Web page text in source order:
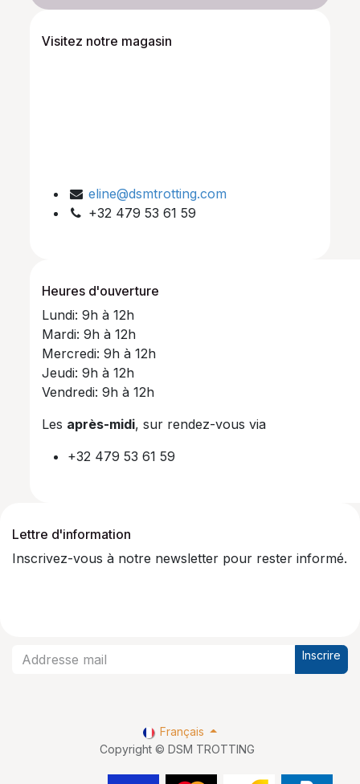
Visitez notre magasin
eline@dsmtrotting.com
+32 479 53 61 59
Heures d'ouverture
Lundi: 9h à 12h
Mardi: 9h à 12h
Mercredi: 9h à 12h
Jeudi: 9h à 12h
Vendredi: 9h à 12h
Les après-midi, sur rendez-vous via
+32 479 53 61 59
Lettre d'information
Inscrivez-vous à notre newsletter pour rester informé.
Inscrire
Copyright © DSM TROTTING
Français